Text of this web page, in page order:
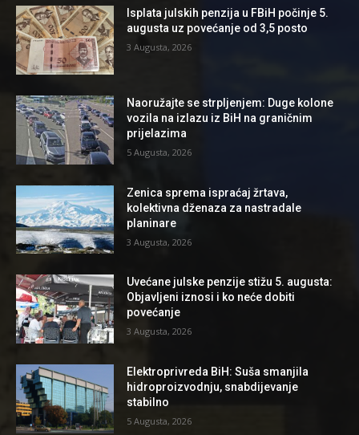
Isplata julskih penzija u FBiH počinje 5.
augusta uz povećanje od 3,5 posto
3 Augusta, 2026
Naoružajte se strpljenjem: Duge kolone
vozila na izlazu iz BiH na graničnim
prijelazima
5 Augusta, 2026
Zenica sprema ispraćaj žrtava,
kolektivna dženaza za nastradale
planinare
3 Augusta, 2026
Uvećane julske penzije stižu 5. augusta:
Objavljeni iznosi i ko neće dobiti
povećanje
3 Augusta, 2026
Elektroprivreda BiH: Suša smanjila
hidroproizvodnju, snabdijevanje
stabilno
5 Augusta, 2026